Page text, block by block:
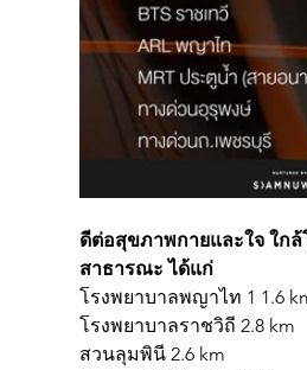
ดีต่อสุขภาพกายและใจ ใก
สาธารณะ ได้แก่
โรงพยาบาลพญาไท 1 1.6
โรงพยาบาลราชวิถี 2.8 km
สวนลุมพินี 2.6 km